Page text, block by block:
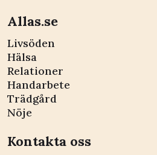
Allas.se
Livsöden
Hälsa
Relationer
Handarbete
Trädgård
Nöje
Kontakta oss